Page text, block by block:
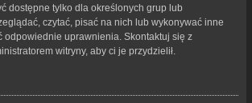
dostępne tylko dla określonych grup lub
czytać, pisać na nich lub wykonywać inne
odpowiednie uprawnienia. Skontaktuj się z
witryny, aby ci je przydzielił.